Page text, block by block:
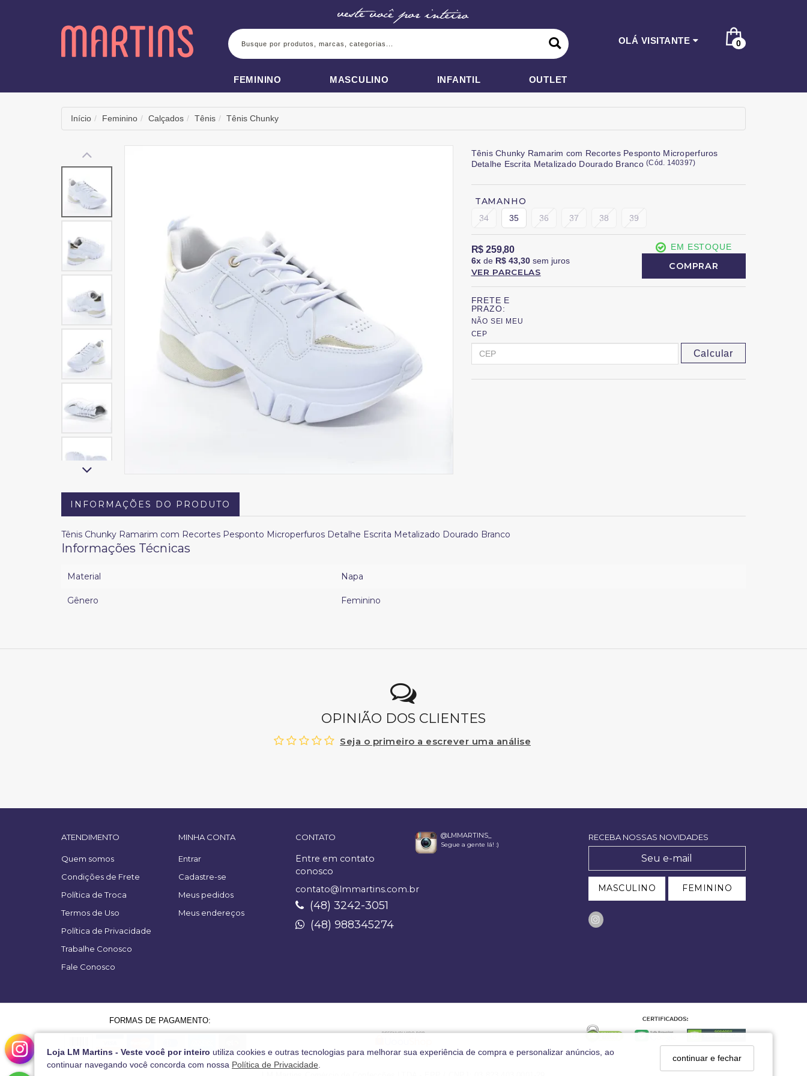
BUSCA
OLÁ VISITANTE 0
FEMININO MASCULINO INFANTIL OUTLET
Loja LM Martins - Veste você por inteiro utiliza cookies e outras tecnologias para melhorar sua experiência de compra e personalizar anúncios, ao
continuar navegando você concorda com nossa Política de Privacidade
continuar e fechar
Início Feminino Calçados Tênis Tênis Chunky
Tênis Chunky Ramarim com Recortes Pesponto Microperfuros
Detalhe Escrita Metalizado Dourado Branco (Cód. 140397)
TAMANHO
34 35 36 37 38 39
R$ 259,80
6xde R$ 43,30sem juros
VER PARCELAS
EM ESTOQUE
COMPRAR
FRETE E
PRAZO:
NÃO SEI MEU
CEP
Calcular
INFORMAÇÕES DO PRODUTO
Tênis Chunky Ramarim com Recortes Pesponto Microperfuros Detalhe Escrita Metalizado Dourado Branco
Informações Técnicas
Material Napa
Gênero Feminino
OPINIÃO DOS CLIENTES
Seja o primeiro a escrever uma análise
ATENDIMENTO
Quem somos
Condições de Frete
Política de Troca
Termos de Uso
Política de Privacidade
Trabalhe Conosco
Fale Conosco
MINHA CONTA
Entrar
Cadastre-se
Meus pedidos
Meus endereços
CONTATO
Entre em contato
conosco
contato@lmmartins.com.br
(48) 3242-3051
(48) 988345274
@LMMARTINS_
Segue a gente lá! :)
RECEBA NOSSAS NOVIDADES
MASCULINO FEMININO
FORMAS DE PAGAMENTO: